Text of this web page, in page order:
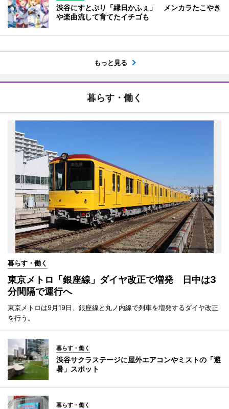
渋谷にすとぷり「縁日かふぇ」 メンカラたこやき
や楽曲流して育てたイチゴも
もっと見る
暮らす・働く
暮らす・働く
東京メトロ「銀座線」ダイヤ改正で増発 日中は3
分間隔で運行へ
東京メトロは9月19日、銀座線と丸ノ内線で列車を増発するダイヤ改正
を行う。
暮らす・働く
渋谷サクラステージに屋外エアコンやミストの「避
暑」スポット
暮らす・働く